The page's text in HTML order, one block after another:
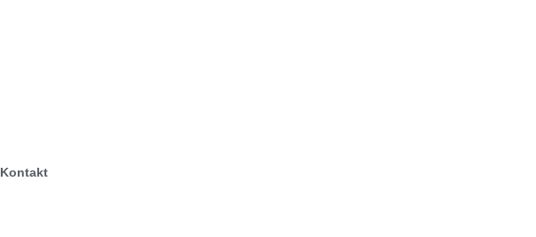
Kontakt